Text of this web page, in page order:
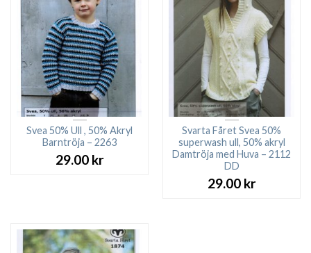
Svea 50% Ull , 50% Akryl
Barntröja – 2263
29.00 kr
Svarta Fåret Svea 50%
superwash ull, 50% akryl
Damtröja med Huva – 2112
DD
29.00 kr